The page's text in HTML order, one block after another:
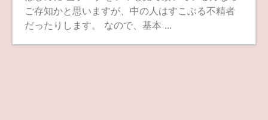
ご存知かと思いますが、中の人はすこぶる不精者
だったりします。 なので、基本 ...